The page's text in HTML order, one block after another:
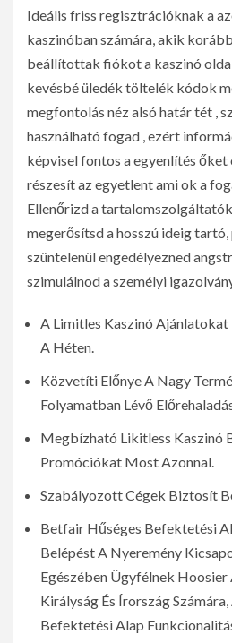
Ideális friss regisztrációknak a
kaszinóban számára, akik
beállítottak fiókot a kaszinó
kevésbé üledék töltelék kódok
megfontolás néz alsó határ tét ,
használható fogad , ezért
képvisel fontos ​​a egyenlítés őket
részesít az egyetlent ami ok a
Ellenőrizd a
megerősítsd a hosszú ideig tartó,
szüntelenül engedélyezned
szimulálnod a személyi
A Limitles Kaszinó Ajánlatokat
A Héten.
Közvetíti Előnye A Nagy
Folyamatban Lévő
Megbízható Likitless Kaszinó
Promóciókat Most Azonnal.
Szabályozott Cégek Biztosít
Betfair Hűséges Befektetési
Belépést A Nyeremény
Egészében Ügyfélnek Hoosier
Királyság És Írország
Befektetési Alap